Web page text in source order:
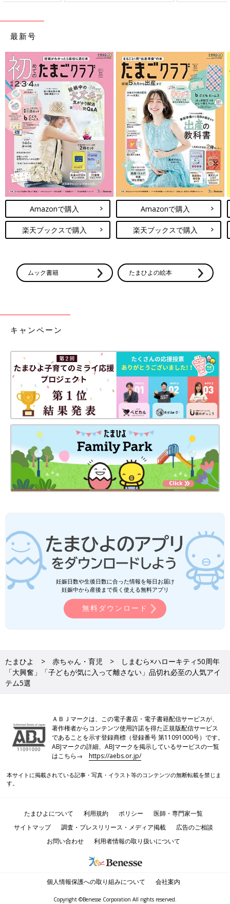
最新号
Amazonで購入
楽天ブックスで購入
Amazonで購入
楽天ブックスで購入
ムック書籍 たまひよの絵本
キャンペーン
妊娠日数や生後日数に合った情報を毎日お届け
妊娠中から産後まで長く使える無料アプリ
無料ダウンロード
たまひよ 赤ちゃん・育児
しまむら×ハローキティ50周年
「大興奮」「子どもが気に入って離さない」品切れ必至の人気アイ
テム5選
ＡＢＪマークは、この電子書店・電子書籍配信サービスが、
著作権者からコンテンツ使用許諾を得た正規版配信サービス
であることを示す登録商標（登録番号 第11091000号）です。
ABJマークの詳細、ABJマークを掲示しているサービスの一覧
はこちら→https://aebs.or.jp/
本サイトに掲載されている記事・写真・イラスト等のコンテンツの無断転載を禁じま
す。
たまひよについて 利用規約 ポリシー
医師・専門家一覧
サイトマップ
調査・プレスリリース・メディア掲載
広告のご相談
お問い合わせ
利用者情報の取り扱いについて
個人情報保護への取り組みについて 会社案内
Copyright ©Benesse Corporation All rights reserved.